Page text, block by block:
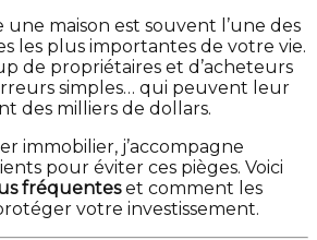
maison est souvent l’une des
les plus importantes de votre vie.
de propriétaires et d’acheteurs
simples… qui peuvent leur
des milliers de dollars.
immobilier, j’accompagne
pour éviter ces pièges. Voici
fréquenteset comment les
votre investissement.